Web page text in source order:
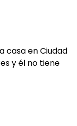
casa en Ciudad
y él no tiene